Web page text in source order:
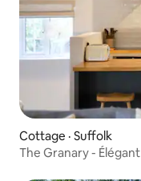
Cottage · Suffolk
The Granary -